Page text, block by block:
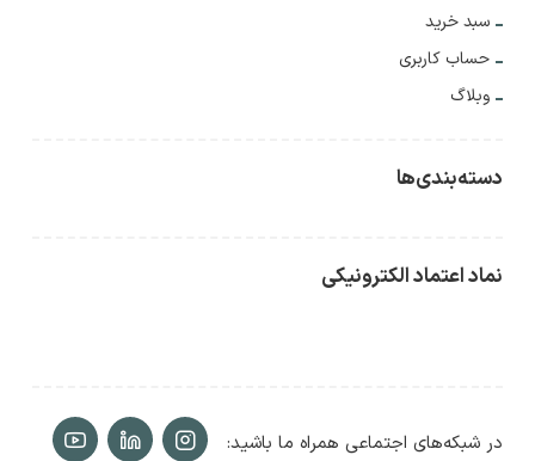
سبد خرید
حساب کاربری
وبلاگ
دسته‌بندی‌ها
نماد اعتماد الکترونیکی
در شبکه‌های اجتماعی همراه ما باشید: